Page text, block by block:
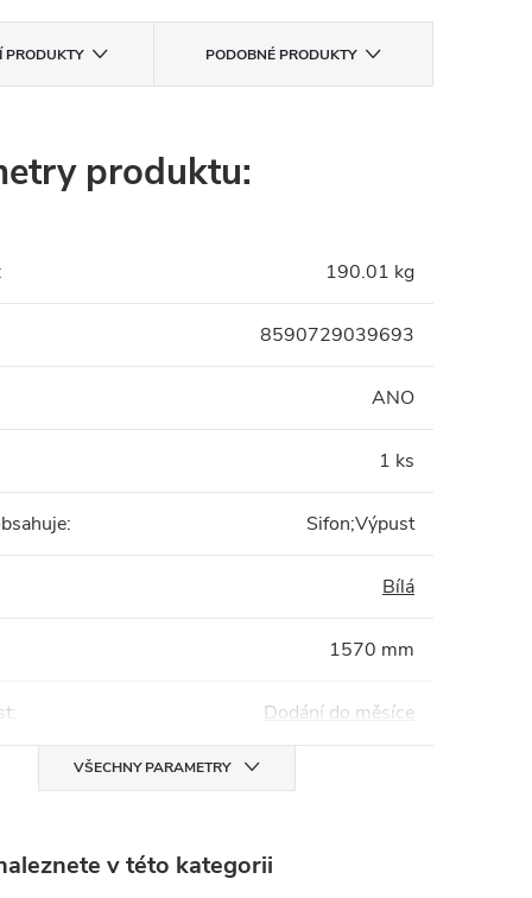
PRODUKTY PODOBNÉ PRODUKTY
produktu:
190.01 kg
8590729039693
ANO
1 ks
: Sifon;Výpust
Bílá
1570 mm
: Dodání do měsíce
VŠECHNY PARAMETRY
v této kategorii